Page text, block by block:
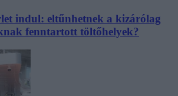
indul: eltűnhetnek a kizárólag
fenntartott töltőhelyek?